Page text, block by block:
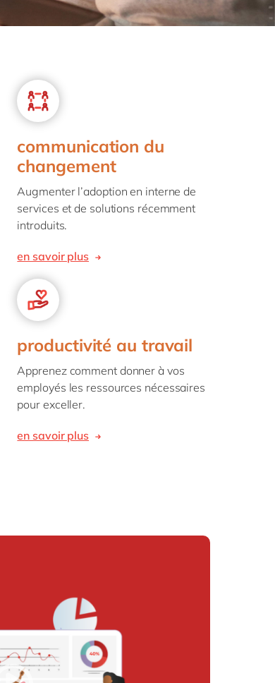
Philippines
Singapore
en
communication du
changement
Augmenter l’adoption en interne de
services et de solutions récemment
introduits.
en savoir plus
productivité au travail
Apprenez comment donner à vos
employés les ressources nécessaires
pour exceller.
en savoir plus